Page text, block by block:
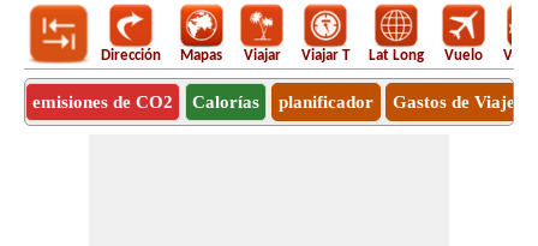
Dirección Mapas Viajar Viajar T Lat Long Vuelo
emisiones de CO2 Calorías planificador Gastos de Viaje